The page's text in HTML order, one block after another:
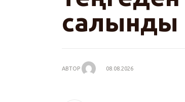
салынды
АВТОР 08.08.2026